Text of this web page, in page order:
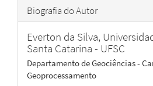
Biografia do Autor
Everton da Silva,
Santa Catarina - UFSC
Departamento de Geociências -
Geoprocessamento